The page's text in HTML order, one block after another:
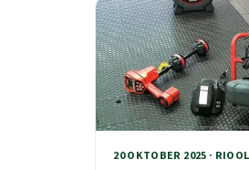
20 OKTOBER 2025 ·